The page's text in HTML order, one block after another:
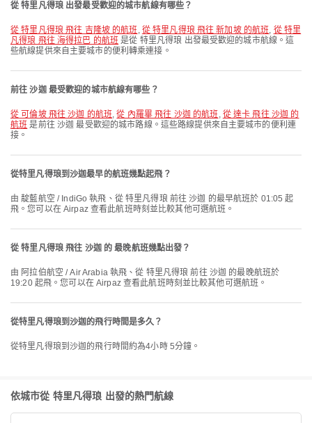
從 特里凡得琅 出發最受歡迎的城市航線有哪些？
從 特里凡得琅 飛往 吉隆坡 的航班 , 從 特里凡得琅 飛往 新加坡 的航班, 從 特里
凡得琅 飛往 海得拉巴 的航班 是從 特里凡得琅 出發最受歡迎的城市航線。這
些航線提供來自主要城市的便利轉乘連接。
前往 沙迦 最受歡迎的城市航線有哪些？
從 可倫坡 飛往 沙迦 的航班,從 內羅畢 飛往 沙迦 的航班 , 從 達卡 飛往 沙迦 的
航班 是前往 沙迦 最受歡迎的城市路線。這些路線提供來自主要城市的便利連
接。
從特里凡得琅到沙迦最早的航班幾點起飛？
由 靛藍航空 / IndiGo 執飛、從 特里凡得琅 前往 沙迦 的最早航班於 01:05 起
飛。您可以在 Airpaz 查看此航班時刻並比較其他可選航班。
從 特里凡得琅 飛往 沙迦 的 最晚航班幾點出發？
由 阿拉伯航空 / Air Arabia 執飛、從 特里凡得琅 前往 沙迦 的最晚航班於
19:20 起飛。您可以在 Airpaz 查看此航班時刻並比較其他可選航班。
從特里凡得琅到沙迦的飛行時間是多久？
從特里凡得琅到沙迦的飛行時間約為4小時 5分鐘。
依城市從 特里凡得琅 出發的熱門航線